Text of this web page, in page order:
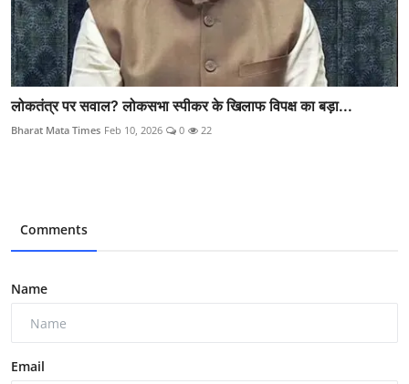
लोकतंत्र पर सवाल? लोकसभा स्पीकर के खिलाफ विपक्ष का बड़ा...
Bharat Mata Times Feb 10, 2026 0 22
Comments
Name
Email